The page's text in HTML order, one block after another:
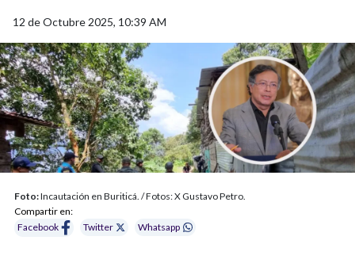
12 de Octubre 2025, 10:39 AM
Foto:Incautación en Buriticá. / Fotos: X Gustavo Petro.
Compartir en:
Facebook
Twitter Whatsapp